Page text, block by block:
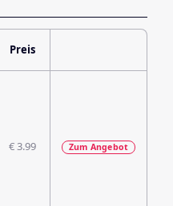
Preis
€ 3.99 Zum Angebot